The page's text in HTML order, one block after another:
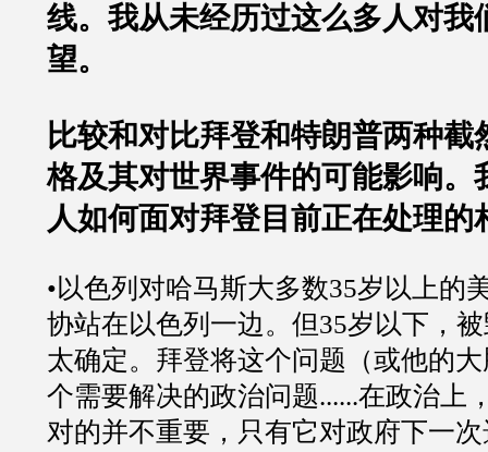
线。我从未经历过这么多人对我
望。
比较和对比拜登和特朗普两种截
格及其对世界事件的可能影响。
人如何面对拜登目前正在处理的
•以色列对哈马斯大多数35岁以上的
协站在以色列一边。但35岁以下，
太确定。拜登将这个问题（或他的
个需要解决的政治问题......在政治上
对的并不重要，只有它对政府下一